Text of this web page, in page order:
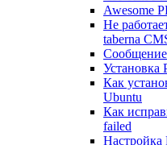
Awesome
Не
taberna
Сообщение
Установка
Как
Ubuntu
Как
failed
Настройка